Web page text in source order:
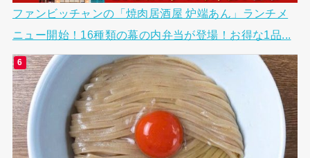
ファンビッチャンの「焼肉居酒屋 炉端あん」ランチメ
ニュー開始！16種類の幕の内弁当が登場！お得な1品...